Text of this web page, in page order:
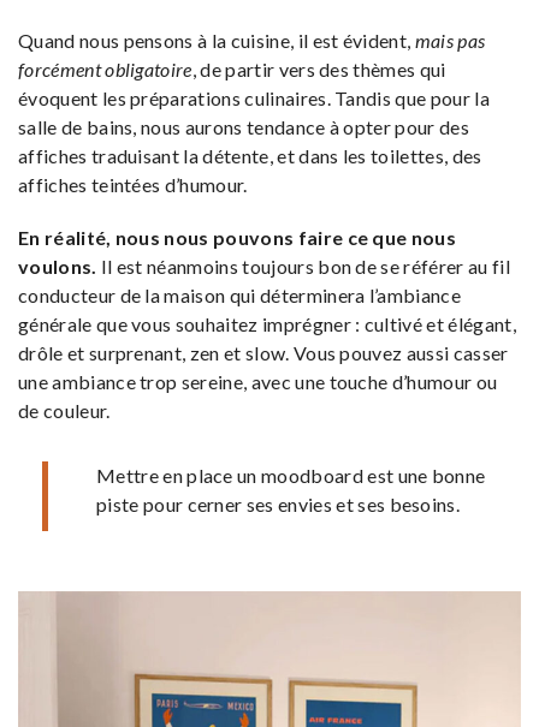
Quand nous pensons à la cuisine, il est évident, mais pas
forcément obligatoire, de partir vers des thèmes qui
évoquent les préparations culinaires. Tandis que pour la
salle de bains, nous aurons tendance à opter pour des
affiches traduisant la détente, et dans les toilettes, des
affiches teintées d’humour.
En réalité, nous nous pouvons faire ce que nous
voulons. Il est néanmoins toujours bon de se référer au fil
conducteur de la maison qui déterminera l’ambiance
générale que vous souhaitez imprégner : cultivé et élégant,
drôle et surprenant, zen et slow. Vous pouvez aussi casser
une ambiance trop sereine, avec une touche d’humour ou
de couleur.
Mettre en place un moodboard est une bonne
piste pour cerner ses envies et ses besoins.